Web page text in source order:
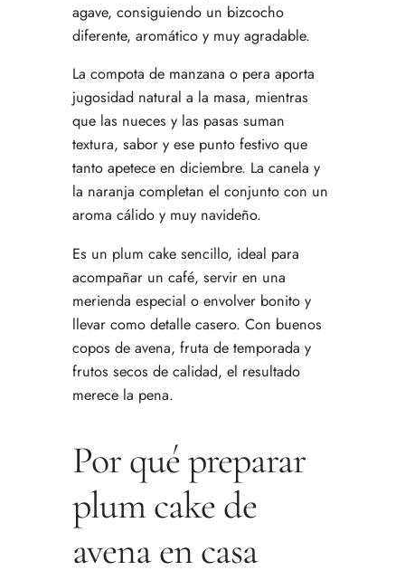
agave, consiguiendo un bizcocho
diferente, aromático y muy agradable.
La compota de manzana o pera aporta
jugosidad natural a la masa, mientras
que las nueces y las pasas suman
textura, sabor y ese punto festivo que
tanto apetece en diciembre. La canela y
la naranja completan el conjunto con un
aroma cálido y muy navideño.
Es un plum cake sencillo, ideal para
acompañar un café, servir en una
merienda especial o envolver bonito y
llevar como detalle casero. Con buenos
copos de avena, fruta de temporada y
frutos secos de calidad, el resultado
merece la pena.
Por qué preparar
plum cake de
avena en casa